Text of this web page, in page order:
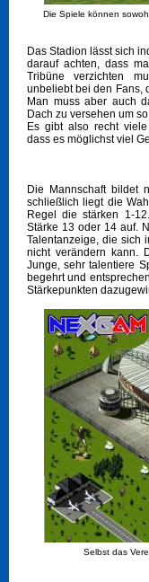
Die Spiele können
Das Stadion lässt sich
darauf achten, dass
Tribüne verzichten
unbeliebt bei den Fans,
Man muss aber auch
Dach zu versehen um
Es gibt also recht
dass es möglichst viel
Die Mannschaft bildet
schließlich liegt die
Regel die stärken 1-
Stärke 13 oder 14 auf.
Talentanzeige, die sich
nicht verändern kann.
Junge, sehr talentiere
begehrt und
Stärkepunkten
Selbst das